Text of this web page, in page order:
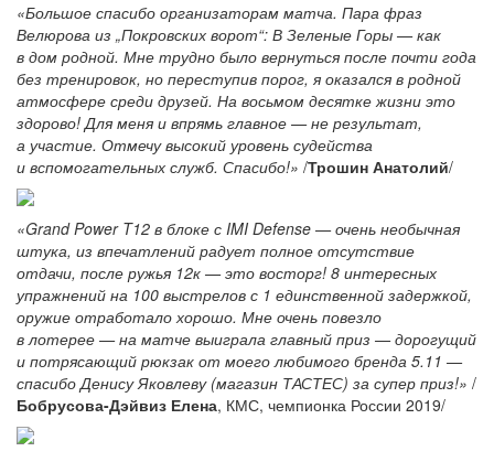
«Большое спасибо организаторам матча. Пара фраз
Велюрова из „Покровских ворот“: В Зеленые Горы — как
в дом родной. Мне трудно было вернуться после почти года
без тренировок, но переступив порог, я оказался в родной
атмосфере среди друзей. На восьмом десятке жизни это
здорово! Для меня и впрямь главное — не результат,
а участие. Отмечу высокий уровень судейства
и вспомогательных служб. Спасибо!» /Трошин Анатолий/
«Grand Power T12 в блоке с IMI Defense — очень необычная
штука, из впечатлений радует полное отсутствие
отдачи, после ружья 12к — это восторг! 8 интересных
упражнений на 100 выстрелов с 1 единственной задержкой,
оружие отработало хорошо. Мне очень повезло
в лотерее — на матче выиграла главный приз — дорогущий
и потрясающий рюкзак от моего любимого бренда 5.11 —
спасибо Денису Яковлеву (магазин ТАСТЕС) за супер приз!» /
Бобрусова-Дэйвиз Елена, КМС, чемпионка России 2019/